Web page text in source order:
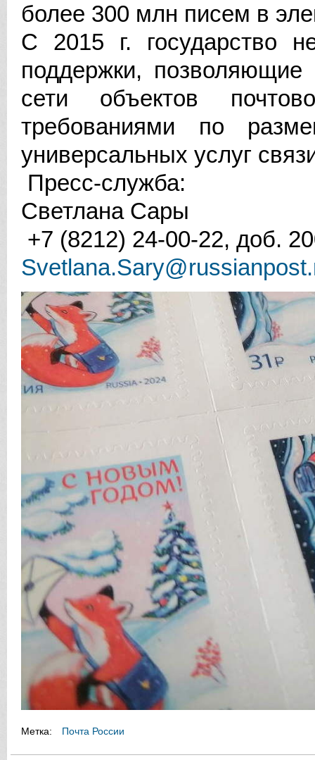
более 300 млн писем в
С 2015 г. государство
поддержки,
сети объектов
требованиями по
универсальных услуг
Пресс-служба:
Светлана Сары
+7 (8212) 24-00-22, доб.
Метка: Почта России